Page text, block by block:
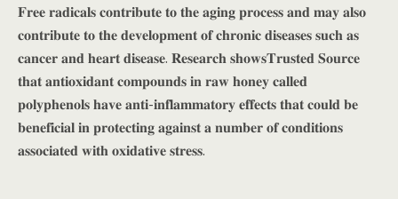
𝐅𝐫𝐞𝐞 𝐫𝐚𝐝𝐢𝐜𝐚𝐥𝐬 𝐜𝐨𝐧𝐭𝐫𝐢𝐛𝐮𝐭𝐞 𝐭𝐨 𝐭𝐡𝐞 𝐚𝐠𝐢𝐧𝐠 𝐩𝐫𝐨𝐜𝐞𝐬𝐬 𝐚𝐧𝐝 𝐦𝐚𝐲 𝐚𝐥𝐬𝐨
𝐜𝐨𝐧𝐭𝐫𝐢𝐛𝐮𝐭𝐞 𝐭𝐨 𝐭𝐡𝐞 𝐝𝐞𝐯𝐞𝐥𝐨𝐩𝐦𝐞𝐧𝐭 𝐨𝐟 𝐜𝐡𝐫𝐨𝐧𝐢𝐜 𝐝𝐢𝐬𝐞𝐚𝐬𝐞𝐬 𝐬𝐮𝐜𝐡 𝐚𝐬
𝐜𝐚𝐧𝐜𝐞𝐫 𝐚𝐧𝐝 𝐡𝐞𝐚𝐫𝐭 𝐝𝐢𝐬𝐞𝐚𝐬𝐞. 𝐑𝐞𝐬𝐞𝐚𝐫𝐜𝐡 𝐬𝐡𝐨𝐰𝐬𝐓𝐫𝐮𝐬𝐭𝐞𝐝 𝐒𝐨𝐮𝐫𝐜𝐞
𝐭𝐡𝐚𝐭 𝐚𝐧𝐭𝐢𝐨𝐱𝐢𝐝𝐚𝐧𝐭 𝐜𝐨𝐦𝐩𝐨𝐮𝐧𝐝𝐬 𝐢𝐧 𝐫𝐚𝐰 𝐡𝐨𝐧𝐞𝐲 𝐜𝐚𝐥𝐥𝐞𝐝
𝐩𝐨𝐥𝐲𝐩𝐡𝐞𝐧𝐨𝐥𝐬 𝐡𝐚𝐯𝐞 𝐚𝐧𝐭𝐢-𝐢𝐧𝐟𝐥𝐚𝐦𝐦𝐚𝐭𝐨𝐫𝐲 𝐞𝐟𝐟𝐞𝐜𝐭𝐬 𝐭𝐡𝐚𝐭 𝐜𝐨𝐮𝐥𝐝 𝐛𝐞
𝐛𝐞𝐧𝐞𝐟𝐢𝐜𝐢𝐚𝐥 𝐢𝐧 𝐩𝐫𝐨𝐭𝐞𝐜𝐭𝐢𝐧𝐠 𝐚𝐠𝐚𝐢𝐧𝐬𝐭 𝐚 𝐧𝐮𝐦𝐛𝐞𝐫 𝐨𝐟 𝐜𝐨𝐧𝐝𝐢𝐭𝐢𝐨𝐧𝐬
𝐚𝐬𝐬𝐨𝐜𝐢𝐚𝐭𝐞𝐝 𝐰𝐢𝐭𝐡 𝐨𝐱𝐢𝐝𝐚𝐭𝐢𝐯𝐞 𝐬𝐭𝐫𝐞𝐬𝐬.